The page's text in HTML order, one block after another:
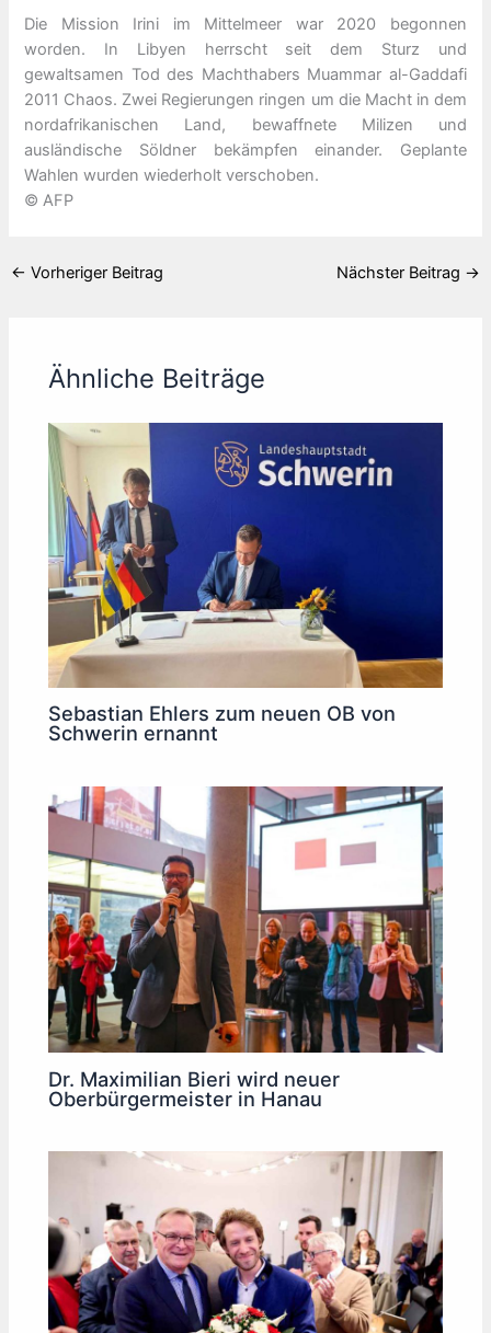
Die Mission Irini im Mittelmeer war 2020 begonnen
worden. In Libyen herrscht seit dem Sturz und
gewaltsamen Tod des Machthabers Muammar al-Gaddafi
2011 Chaos. Zwei Regierungen ringen um die Macht in dem
nordafrikanischen Land, bewaffnete Milizen und
ausländische Söldner bekämpfen einander. Geplante
Wahlen wurden wiederholt verschoben.
© AFP
← Vorheriger Beitrag Nächster Beitrag →
Ähnliche Beiträge
Sebastian Ehlers zum neuen OB von
Schwerin ernannt
Dr. Maximilian Bieri wird neuer
Oberbürgermeister in Hanau